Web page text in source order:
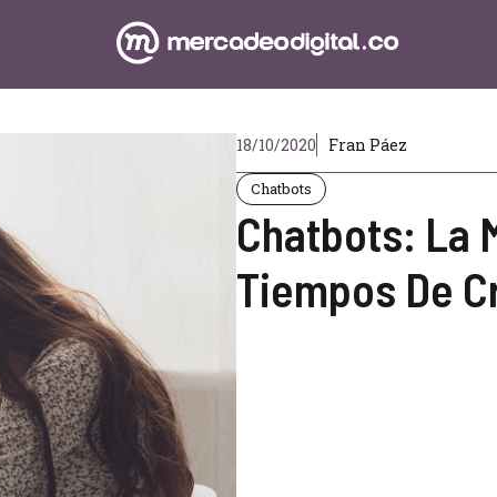
18/10/2020 Fran Páez
Chatbots
Chatbots: La
Tiempos De